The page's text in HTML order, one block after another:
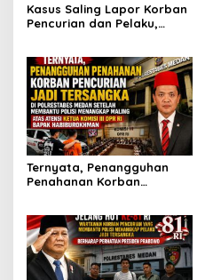
Kasus Saling Lapor Korban
Pencurian dan Pelaku,
Kapolrestabes Medan
Tempuh Restorative Justice
agar Konflik Tak Berlarut-
larut
Ternyata, Penangguhan
Penahanan Korban
Setelah Membantu Polisi
Menangkap Maling Atas
Atensi Ketua Komisi III DPR
RI Bapak Habiburokhman